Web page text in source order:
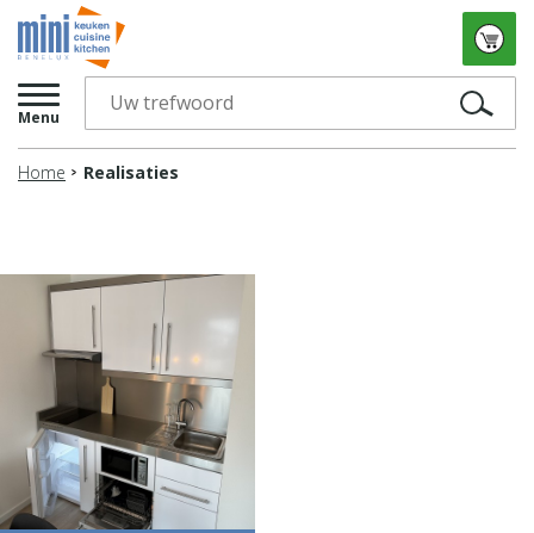
Menu
Home Realisaties